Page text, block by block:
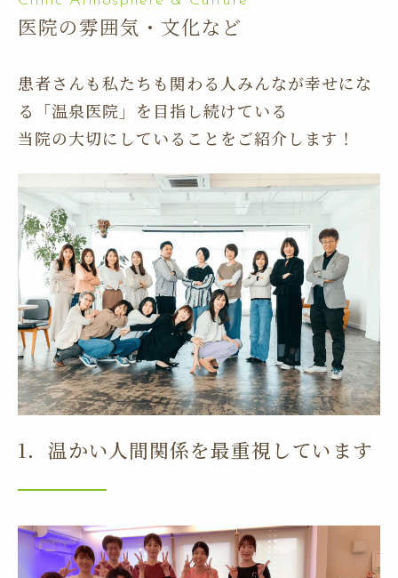
医院の雰囲気・文化など
患者さんも私たちも関わる人みんなが幸せにな
る「温泉医院」を目指し続けている
当院の大切にしていることをご紹介します！
1．温かい人間関係を最重視しています